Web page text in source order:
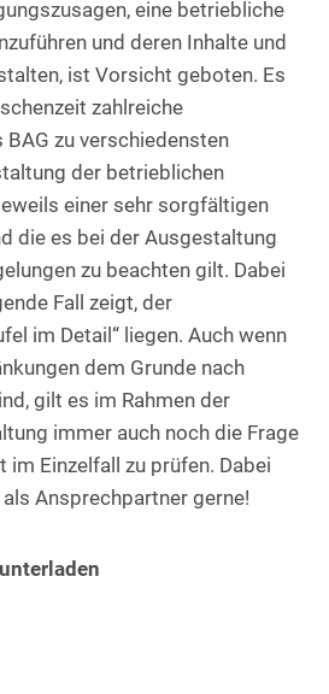
eine betriebliche
und deren Inhalte und
ist Vorsicht geboten. Es
zahlreiche
BAG zu verschiedensten
der betrieblichen
einer sehr sorgfältigen
die es bei der Ausgestaltung
zu beachten gilt. Dabei
Fall zeigt, der
im Detail“ liegen. Auch wenn
dem Grunde nach
gilt es im Rahmen der
immer auch noch die Frage
im Einzelfall zu prüfen. Dabei
Ansprechpartner gerne!